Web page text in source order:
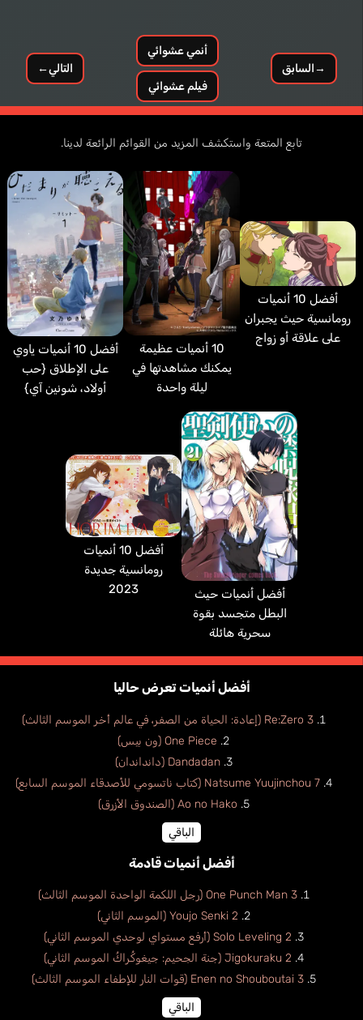
→السابق
أنمي عشوائي
فيلم عشوائي
التالي←
تابع المتعة واستكشف المزيد من القوائم الرائعة لدينا.
أفضل 10 أنميات
رومانسية حيث يجبران
على علاقة أو زواج
10 أنميات عظيمة
يمكنك مشاهدتها في
ليلة واحدة
أفضل 10 أنميات ياوي
على الإطلاق {حب
أولاد، شونين آي}
أفضل أنميات حيث
البطل متجسد بقوة
سحرية هائلة
أفضل 10 أنميات
رومانسية جديدة
2023
أفضل أنميات تعرض حاليا
Re:Zero 3 (إعادة: الحياة من الصفر، في عالم أخر الموسم الثالث)
One Piece (ون بيس)
Dandadan (دانداندان)
Natsume Yuujinchou 7 (كتاب ناتسومي للأصدقاء الموسم السابع)
Ao no Hako (الصندوق الأزرق)
الباقي
أفضل أنميات قادمة
One Punch Man 3 (رجل اللكمة الواحدة الموسم الثالث)
Youjo Senki 2 (الموسم الثاني)
Solo Leveling 2 (أرفع مستواي لوحدي الموسم الثاني)
Jigokuraku 2 (جنة الجحيم: جيغوكُراكُ الموسم الثاني)
Enen no Shouboutai 3 (قوات النار للإطفاء الموسم الثالث)
الباقي